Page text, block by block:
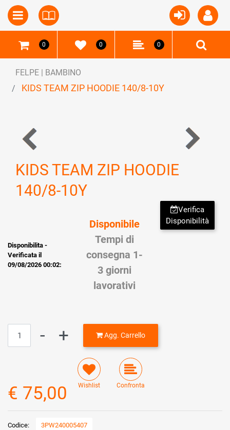
Open Open menu
0 0 0
FELPE | BAMBINO
KIDS TEAM ZIP HOODIE 140/8-10Y
KIDS TEAM ZIP HOODIE
140/8-10Y
Disponibilita -
Verificata il
09/08/2026 00:02:
Verifica
Disponibilità
Disponibile
Tempi di
consegna 1-
3 giorni
lavorativi
Quantità Agg. Carrello
Wishlist Confronta
€ 75,00
Codice: 3PW240005407